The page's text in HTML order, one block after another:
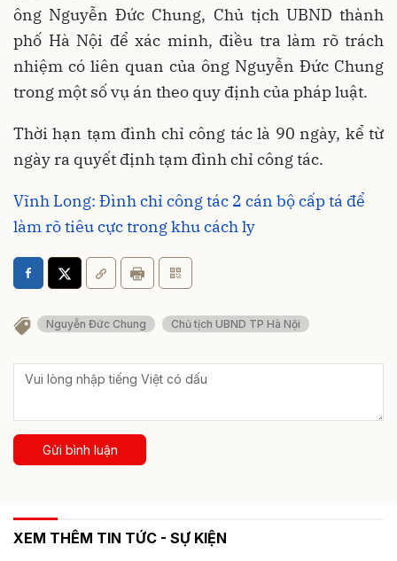
ông Nguyễn Đức Chung, Chủ tịch UBND thành
phố Hà Nội để xác minh, điều tra làm rõ trách
nhiệm có liên quan của ông Nguyễn Đức Chung
trong một số vụ án theo quy định của pháp luật.
Thời hạn tạm đình chỉ công tác là 90 ngày, kể từ
ngày ra quyết định tạm đình chỉ công tác.
Vĩnh Long: Đình chỉ công tác 2 cán bộ cấp tá để
làm rõ tiêu cực trong khu cách ly
Nguyễn Đức Chung Chủ tịch UBND TP Hà Nội
Gửi bình luận
XEM THÊM TIN TỨC - SỰ KIỆN